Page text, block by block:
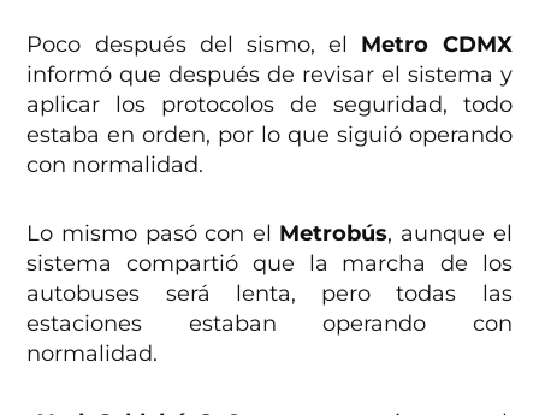
Poco después del sismo, el
Metro CDMX
informó que después de revisar el sistema y
aplicar los protocolos de seguridad, todo
estaba en orden, por lo que siguió operando
con normalidad.
Lo mismo pasó con el Metrobús, aunque el
sistema compartió que la marcha de los
autobuses será lenta, pero todas las
estaciones estaban operando con
normalidad.